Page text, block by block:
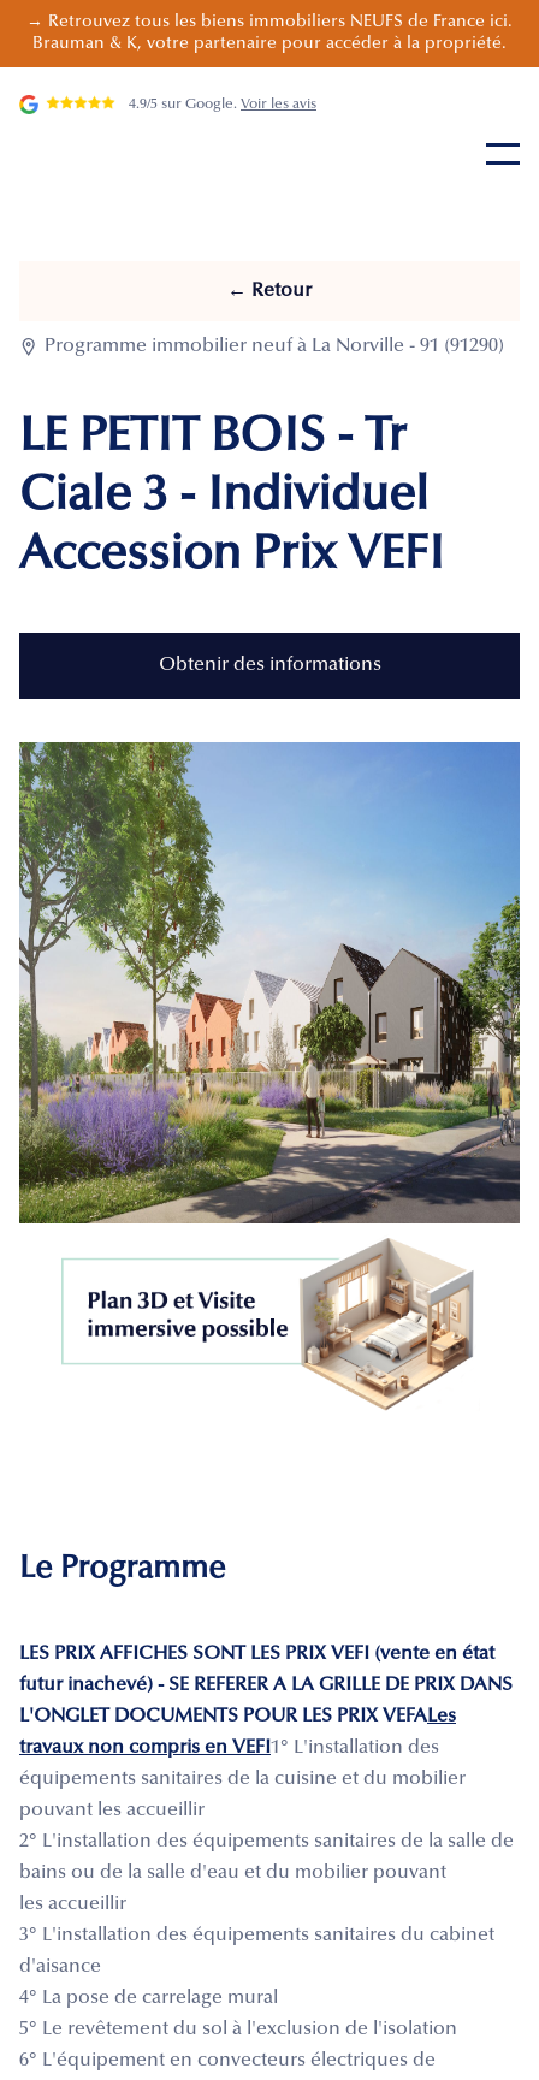
→ Retrouvez tous les biens immobiliers NEUFS de France ici.
Brauman & K, votre partenaire pour accéder à la propriété.
4.9/5 sur Google. Voir les avis
← Retour
 Programme immobilier neuf à La Norville - 91 (91290)
LE PETIT BOIS - Tr
Ciale 3 - Individuel
Accession Prix VEFI
Obtenir des informations
Le Programme
LES PRIX AFFICHES SONT LES PRIX VEFI (vente en état
futur inachevé) - SE REFERER A LA GRILLE DE PRIX DANS
L'ONGLET DOCUMENTS POUR LES PRIX VEFALes
travaux non compris en VEFI1° L'installation des
équipements sanitaires de la cuisine et du mobilier
pouvant les accueillir
2° L'installation des équipements sanitaires de la salle de
bains ou de la salle d'eau et du mobilier pouvant
les accueillir
3° L'installation des équipements sanitaires du cabinet
d'aisance
4° La pose de carrelage mural
5° Le revêtement du sol à l'exclusion de l'isolation
6° L'équipement en convecteurs électriques de